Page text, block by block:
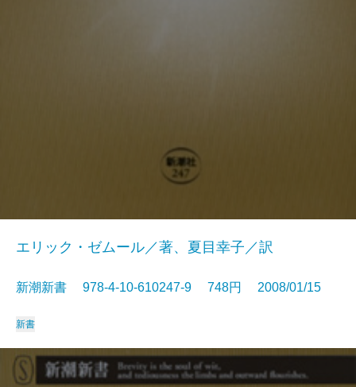
エリック・ゼムール／著、夏目幸子／訳
新潮新書 978-4-10-610247-9 748円 2008/01/15
新書